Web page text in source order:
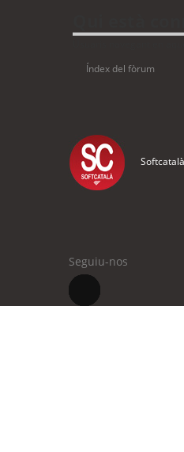
Índex del fòrum
Seguiu-nos